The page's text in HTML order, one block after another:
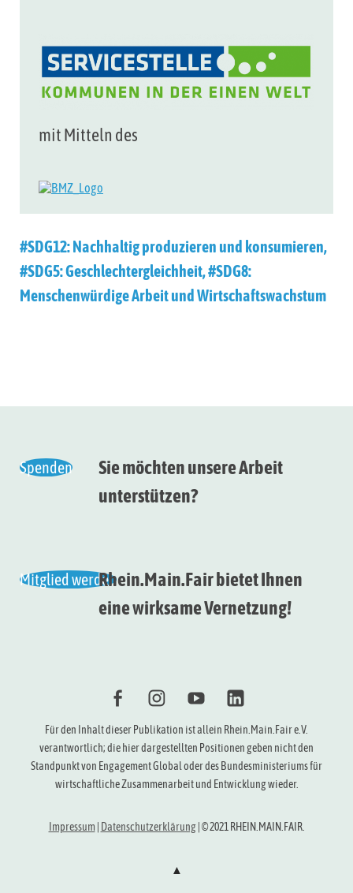
mit Mitteln des
#SDG12: Nachhaltig produzieren und konsumieren,
#SDG5: Geschlechtergleichheit,#SDG8:
Menschenwürdige Arbeit und Wirtschaftswachstum
Spenden
Sie möchten unsere Arbeit
unterstützen?
Mitglied werdenRhein.Main.Fair bietet Ihnen
eine wirksame Vernetzung!
f i Y l
Für den Inhalt dieser Publikation ist allein Rhein.Main.Fair e.V.
verantwortlich; die hier dargestellten Positionen geben nicht den
Standpunkt von Engagement Global oder des Bundesministeriums für
wirtschaftliche Zusammenarbeit und Entwicklung wieder.
Impressum Datenschutzerklärung| © 2021 RHEIN.MAIN.FAIR.